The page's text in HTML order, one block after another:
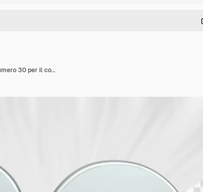
Sconto sulle vendite 3d Prezzo da pagare in percentuale numero 30 per il concetto di promozione della vendita scontata tramite rendering 3d